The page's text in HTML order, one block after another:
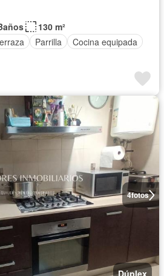
130 m²
Parrilla
Cocina equipada
4fotos
Dúplex